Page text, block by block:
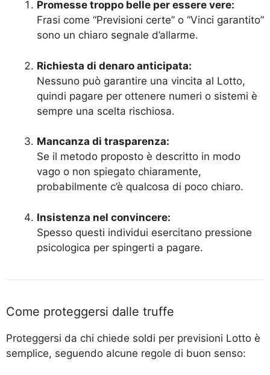
Promesse troppo belle per essere vere:
Frasi come “Previsioni certe” o “Vinci garantito”
sono un chiaro segnale d’allarme.
Richiesta di denaro anticipata:
Nessuno può garantire una vincita al Lotto,
quindi pagare per ottenere numeri o sistemi è
sempre una scelta rischiosa.
Mancanza di trasparenza:
Se il metodo proposto è descritto in modo
vago o non spiegato chiaramente,
probabilmente c’è qualcosa di poco chiaro.
Insistenza nel convincere:
Spesso questi individui esercitano pressione
psicologica per spingerti a pagare.
Come proteggersi dalle truffe
Proteggersi da chi chiede soldi per previsioni Lotto è
semplice, seguendo alcune regole di buon senso: